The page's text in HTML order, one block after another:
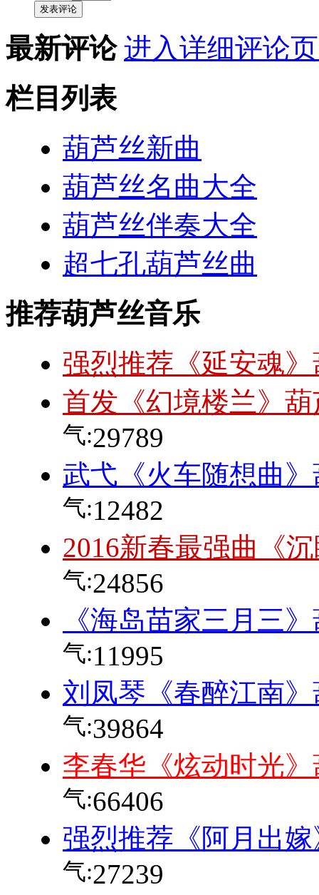
发表评论
最新评论 进入详细评论
栏目列表
葫芦丝新曲
葫芦丝名曲大全
葫芦丝伴奏大全
超七孔葫芦丝曲
推荐葫芦丝音乐
强烈推荐《延安魂
首发《幻境楼兰》
气:29789
武弋《火车随想曲
气:12482
2016新春最强曲《
气:24856
《海岛苗家三月三
气:11995
刘凤琴《春醉江南
气:39864
李春华《炫动时光
气:66406
强烈推荐《阿月出
气:27239